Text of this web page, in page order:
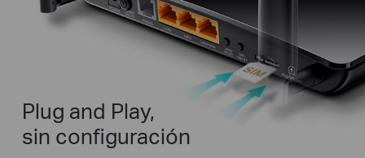
Plug and Play,
sin configuración